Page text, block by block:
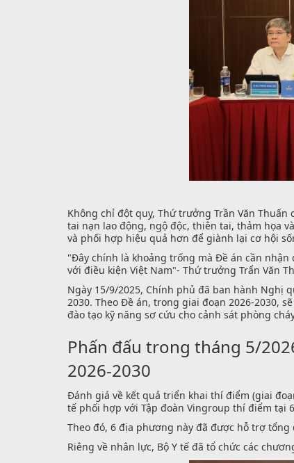
Không chỉ đột quỵ, Thứ trưởng Trần Văn
tai nạn lao động, ngộ độc, thiên tai, thảm họa
và phối hợp hiệu quả hơn để giành lại cơ hội
"Đây chính là khoảng trống mà Đề án cần
với điều kiện Việt Nam"- Thứ trưởng Trẩn Văn
Ngày 15/9/2025, Chính phủ đã ban hành Nghị
2030. Theo Đề án, trong giai đoạn 2026-2030,
đào tạo kỹ năng sơ cứu cho cảnh sát phòng
Phấn đấu trong tháng 5/
2026-2030
Đánh giá về kết quả triển khai thí điểm (giai
tế phối hợp với Tập đoàn Vingroup thí điểm tại
Theo đó, 6 địa phương này đã được hỗ trợ
Riêng về nhân lực, Bộ Y tế đã tổ chức các